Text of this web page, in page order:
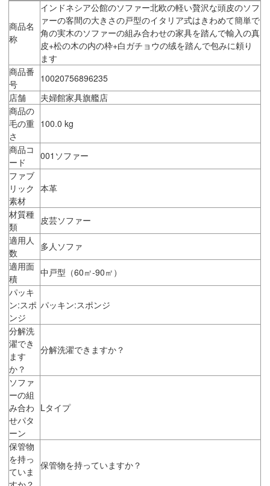
商品名
称
インドネシア公館のソファー北欧の軽い贅沢な頭皮のソフ
ァーの客間の大きさの戸型のイタリア式はきわめて簡単で
角の実木のソファーの組み合わせの家具を踏んで輸入の真
皮+松の木の内の枠+白ガチョウの绒を踏んで包みに頼り
ます
商品番
号
10020756896235
店舗
夫婦館家具旗艦店
商品の
毛の重
さ
100.0 kg
商品コ
ード
001ソファー
ファブ
リック
素材
本革
材質種
類
皮芸ソファー
適用人
数
多人ソファ
適用面
積
中戸型（60㎡-90㎡）
パッキ
ン:スポ
ンジ
パッキン:スポンジ
分解洗
濯でき
ます
か？
分解洗濯できますか？
ソファ
ーの組
み合わ
せパタ
ーン
Lタイプ
保管物
を持っ
ていま
保管物を持っていますか？